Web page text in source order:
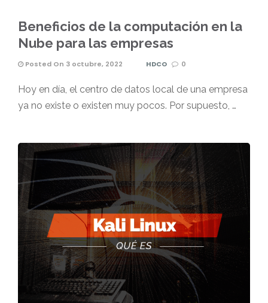
Beneficios de la computación en la
Nube para las empresas
Posted On 3 octubre, 2022 HDCO 0
Hoy en día, el centro de datos local de una empresa
ya no existe o existen muy pocos. Por supuesto, …